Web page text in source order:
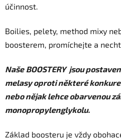
účinnost.
Boilies, pelety, method mixy
boosterem, promíchejte a
Naše BOOSTERY jsou
melasy oproti některé
nebo nějak lehce obarvenou
monopropylenglykolu.
Základ boosteru je vždy